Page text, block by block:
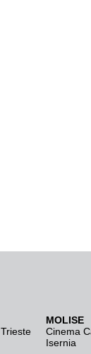
Trieste
MOLISE
Cinema
Isernia